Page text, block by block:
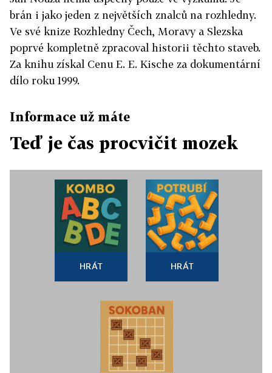
brán i jako jeden z největších znalců na rozhledny.
Ve své knize Rozhledny Čech, Moravy a Slezska
poprvé kompletně zpracoval historii těchto staveb.
Za knihu získal Cenu E. E. Kische za dokumentární
dílo roku 1999.
Informace už máte
Teď je čas procvičit mozek
HRÁT HRÁT